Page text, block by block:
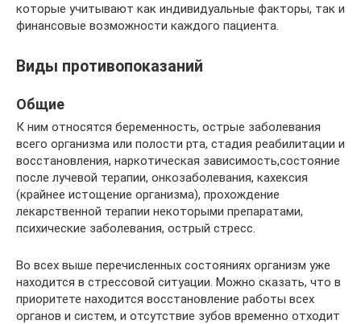
которые учитывают как индивидуальные факторы, так и
финансовые возможности каждого пациента.
Виды противопоказаний
Общие
К ним относятся беременность, острые заболевания
всего организма или полости рта, стадия реабилитации и
восстановления, наркотическая зависимость,состояние
после лучевой терапии, онкозаболевания, кахексия
(крайнее истощение организма), прохождение
лекарственной терапии некоторыми препаратами,
психические заболевания, острый стресс.
Во всех выше перечисленных состояниях организм уже
находится в стрессовой ситуации. Можно сказать, что в
приоритете находится восстановление работы всех
органов и систем, и отсутствие зубов временно отходит